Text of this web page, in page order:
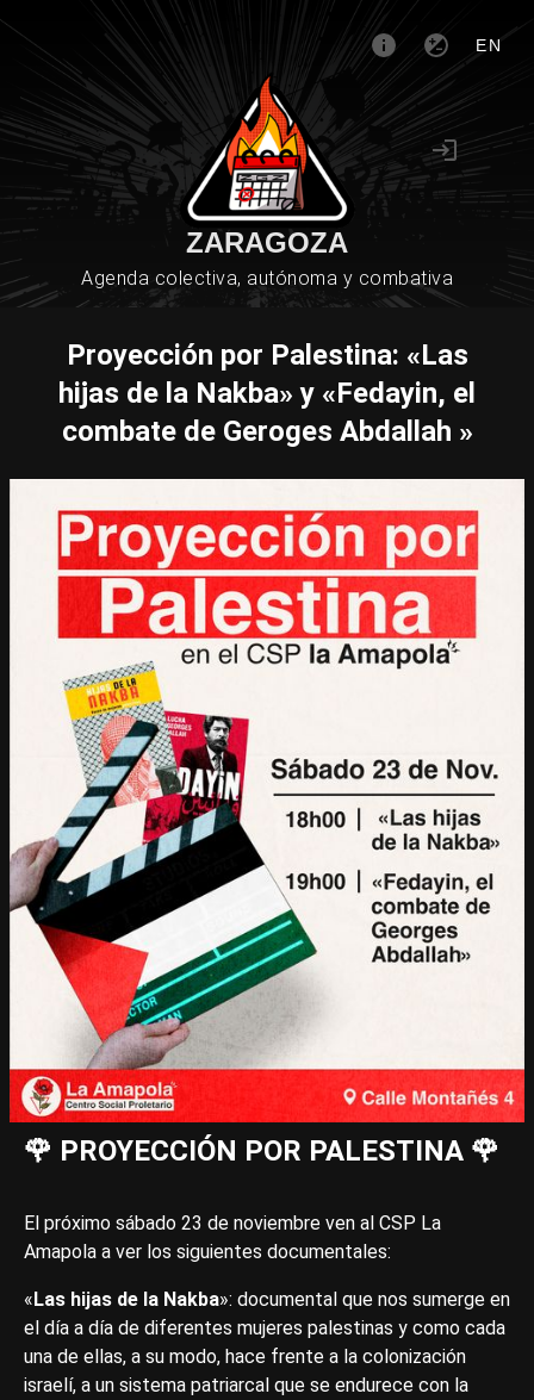
EN
ZARAGOZA
Agenda colectiva, autónoma y combativa
Proyección por Palestina: «Las
hijas de la Nakba» y «Fedayin, el
combate de Geroges Abdallah »
🌹 PROYECCIÓN POR PALESTINA 🌹
El próximo sábado 23 de noviembre ven al CSP La
Amapola a ver los siguientes documentales:
«Las hijas de la Nakba»: documental que nos sumerge en
el día a día de diferentes mujeres palestinas y como cada
una de ellas, a su modo, hace frente a la colonización
israelí, a un sistema patriarcal que se endurece con la